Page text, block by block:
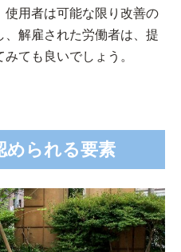
使用者は可能な限り改善の
解雇された労働者は、提
ても良いでしょう。
められる要素